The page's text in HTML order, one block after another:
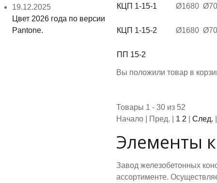
19.12.2025
Цвет 2026 года по версии
Pantone.
КЦП 1-15-1 Ø1680
КЦП 1-15-2 Ø1680
ПП 15-2
Вы положили товар в
Товары 1 - 30 из 52
Начало | Пред. | 1 2 След.
Элементы
Завод железобетонных
ассортименте.